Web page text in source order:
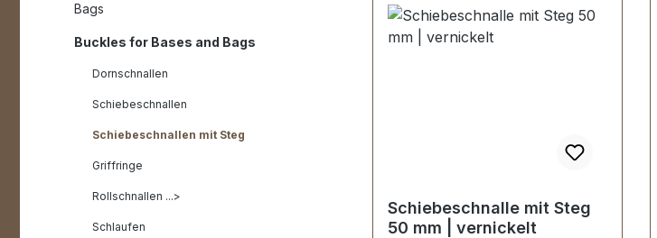
Bags
Buckles for Bases and Bags
Dornschnallen
Schiebeschnallen
Schiebeschnallen mit Steg
Griffringe
Rollschnallen ...>
Schlaufen
Schiebeschnalle mit Steg
50 mm | vernickelt